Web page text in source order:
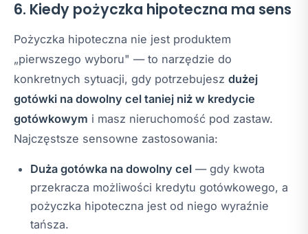
6. Kiedy pożyczka hipoteczna ma sens
Pożyczka hipoteczna nie jest produktem
„pierwszego wyboru" — to narzędzie do
konkretnych sytuacji, gdy potrzebujesz dużej
gotówki na dowolny cel taniej niż w kredycie
gotówkowym i masz nieruchomość pod zastaw.
Najczęstsze sensowne zastosowania:
Duża gotówka na dowolny cel — gdy kwota
przekracza możliwości kredytu gotówkowego, a
pożyczka hipoteczna jest od niego wyraźnie
tańsza.